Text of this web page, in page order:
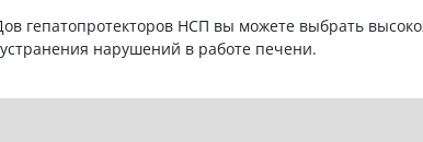
гепатопротекторов НСП вы можете выбрать
нарушений в работе печени.